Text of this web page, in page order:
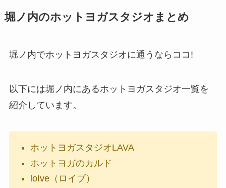
堀ノ内のホットヨガスタジオまとめ
堀ノ内でホットヨガスタジオに通うならココ!
以下には堀ノ内にあるホットヨガスタジオ一覧を
紹介しています。
ホットヨガスタジオLAVA
ホットヨガのカルド
loIve（ロイブ）